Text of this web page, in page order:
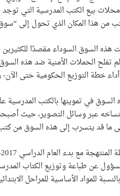
بيع الكتب المدرسية التي
من هذا المكان الذي تحول إلى
السوق السوداء مقصدًا
خطة التوزيع الحكومية حتى الآن-
السوق في تموينها بالكتب المدرسية
عبر وسائل التصوير، حيث
ما قد يتسرب إلى هذه السوق من
عن طباعة وتوزيع الكتاب
للمواد الأساسية للمراحل